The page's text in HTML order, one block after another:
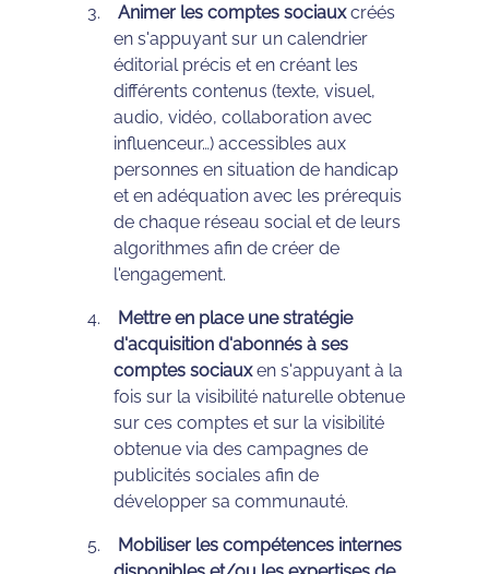
Animer les comptes sociauxcréés
en s'appuyant sur un calendrier
éditorial précis et en créant les
différents contenus (texte, visuel,
audio, vidéo, collaboration avec
influenceur…) accessibles aux
personnes en situation de handicap
et en adéquation avec les prérequis
de chaque réseau social et de leurs
algorithmes afin de créer de
l'engagement.
Mettre en place une stratégie
d'acquisition d'abonnés à ses
comptes sociauxen s'appuyant à la
fois sur la visibilité naturelle obtenue
sur ces comptes et sur la visibilité
obtenue via des campagnes de
publicités sociales afin de
développer sa communauté.
Mobiliser les compétences internes